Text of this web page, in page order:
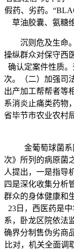
假药、劣药。
草油胶囊、氨糖
沉则危及生命。
操纵群众对保守西
确认定案件性质
次。（二）加强司
出产加工帮帮者等
系消炎止痛类药物
省毕节市农业农村
金葡萄球菌系
次》所列的病原菌
人提出，一是指导
四是深化收集分析
群众的身体健康和
23日，西医药是
系，卧龙区院依法
确界分制售伪劣商
比对，机关全面调